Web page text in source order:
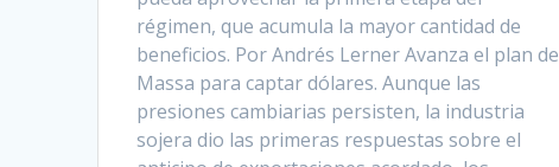
régimen, que acumula la mayor cantidad de
beneficios. Por Andrés Lerner Avanza el plan de
Massa para captar dólares. Aunque las
presiones cambiarias persisten, la industria
sojera dio las primeras respuestas sobre el